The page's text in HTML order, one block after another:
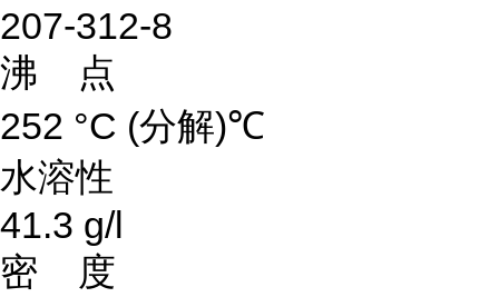
207-312-8
沸 点
252 °C (分解)℃
水溶性
41.3 g/l
密 度